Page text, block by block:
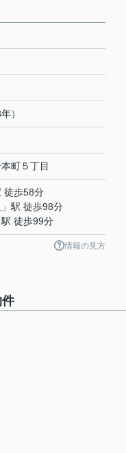
）
町５丁目
徒歩58分
」駅 徒歩98分
駅 徒歩99分
情報の見方